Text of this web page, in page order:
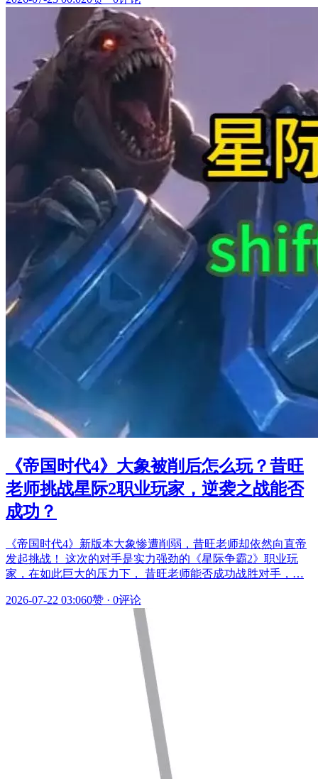
《帝国时代4》大象被削后怎么玩？昔旺
老师挑战星际2职业玩家，逆袭之战能否
成功？
《帝国时代4》新版本大象惨遭削弱，昔旺老师却依然向直帝
发起挑战！ 这次的对手是实力强劲的《星际争霸2》职业玩
家，在如此巨大的压力下， 昔旺老师能否成功战胜对手，…
2026-07-22 03:060赞 · 0评论